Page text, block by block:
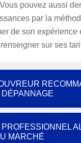
pouvez aussi
par la
de son expérience
sur ses
MARCHÉ